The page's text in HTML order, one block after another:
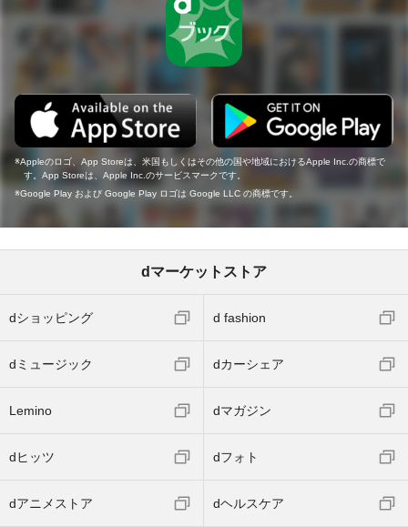
Appleのロゴ、App Storeは、米国もしくはその他の国や地域におけるApple Inc.の商標で
す。App Storeは、Apple Inc.のサービスマークです。
Google Play および Google Play ロゴは Google LLC の商標です。
dマーケットストア
dショッピング d fashion
dミュージック dカーシェア
Lemino dマガジン
dヒッツ dフォト
dアニメストア dヘルスケア